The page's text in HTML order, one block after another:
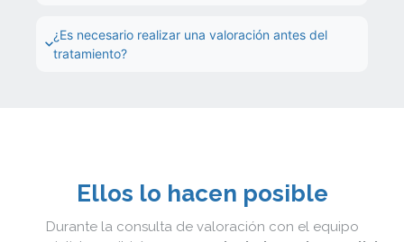
¿Es necesario realizar una valoración antes del
tratamiento?
Ellos lo hacen posible
Durante la consulta de valoración con el equipo